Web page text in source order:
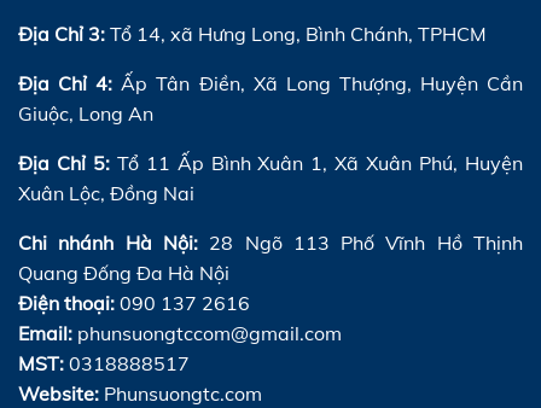
Địa Chỉ 3: Tổ 14, xã Hưng Long, Bình Chánh, TPHCM
Địa Chỉ 4: Ấp Tân Điền, Xã Long Thượng, Huyện Cần
Giuộc, Long An
Địa Chỉ 5:Tổ 11 Ấp Bình Xuân 1, Xã Xuân Phú, Huyện
Xuân Lộc, Đồng Nai
Chi nhánh Hà Nội: 28 Ngõ 113 Phố Vĩnh Hồ Thịnh
Quang Đống Đa Hà Nội
Điện thoại: 090 137 2616
Email: phunsuongtccom@gmail.com
MST: 0318888517
Website: Phunsuongtc.com